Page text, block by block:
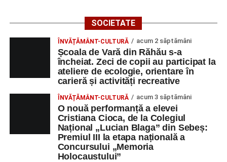
SOCIETATE
ÎNVĂȚĂMÂNT-CULTURĂ acum 2 săptămâni
Școala de Vară din Răhău s-a
încheiat. Zeci de copii au participat la
ateliere de ecologie, orientare în
carieră și activități recreative
ÎNVĂȚĂMÂNT-CULTURĂ acum 3 săptămâni
O nouă performanță a elevei
Cristiana Cioca, de la Colegiul
Național „Lucian Blaga” din Sebeș:
Premiul III la etapa națională a
Concursului „Memoria
Holocaustului”